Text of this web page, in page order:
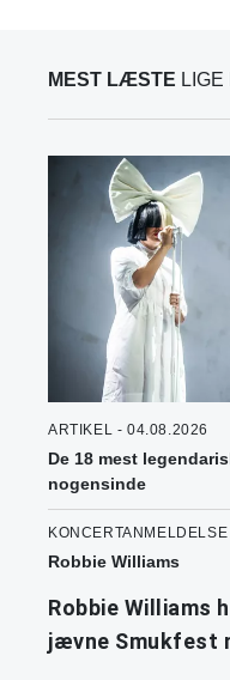
MEST LÆSTE LIGE
ARTIKEL - 04.08.2026
De 18 mest
nogensinde
Robbie Williams
Robbie Williams
jævne Smukfest